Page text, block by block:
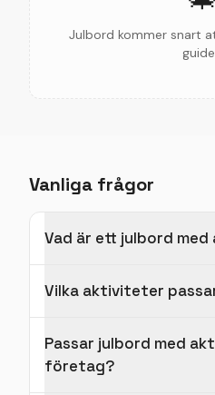
Julbord kommer snart
Vanliga frågor
Vad är ett julbord
Vilka aktiviteter
Passar julbord med
företag?